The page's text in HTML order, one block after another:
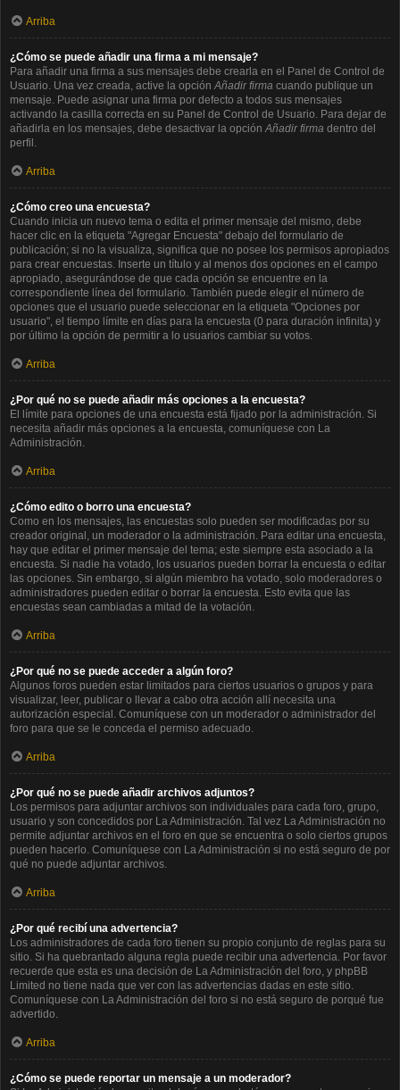
Arriba
¿Cómo se puede añadir una firma a mi mensaje?
Para añadir una firma a sus mensajes debe crearla en el Panel de Control de
Usuario. Una vez creada, active la opción Añadir firma cuando publique un
mensaje. Puede asignar una firma por defecto a todos sus mensajes
activando la casilla correcta en su Panel de Control de Usuario. Para dejar de
añadirla en los mensajes, debe desactivar la opción Añadir firma dentro del
perfil.
Arriba
¿Cómo creo una encuesta?
Cuando inicia un nuevo tema o edita el primer mensaje del mismo, debe
hacer clic en la etiqueta "Agregar Encuesta" debajo del formulario de
publicación; si no la visualiza, significa que no posee los permisos apropiados
para crear encuestas. Inserte un título y al menos dos opciones en el campo
apropiado, asegurándose de que cada opción se encuentre en la
correspondiente línea del formulario. También puede elegir el número de
opciones que el usuario puede seleccionar en la etiqueta "Opciones por
usuario", el tiempo límite en días para la encuesta (0 para duración infinita) y
por último la opción de permitir a lo usuarios cambiar su votos.
Arriba
¿Por qué no se puede añadir más opciones a la encuesta?
El límite para opciones de una encuesta está fijado por la administración. Si
necesita añadir más opciones a la encuesta, comuníquese con La
Administración.
Arriba
¿Cómo edito o borro una encuesta?
Como en los mensajes, las encuestas solo pueden ser modificadas por su
creador original, un moderador o la administración. Para editar una encuesta,
hay que editar el primer mensaje del tema; este siempre esta asociado a la
encuesta. Si nadie ha votado, los usuarios pueden borrar la encuesta o editar
las opciones. Sin embargo, si algún miembro ha votado, solo moderadores o
administradores pueden editar o borrar la encuesta. Esto evita que las
encuestas sean cambiadas a mitad de la votación.
Arriba
¿Por qué no se puede acceder a algún foro?
Algunos foros pueden estar limitados para ciertos usuarios o grupos y para
visualizar, leer, publicar o llevar a cabo otra acción allí necesita una
autorización especial. Comuníquese con un moderador o administrador del
foro para que se le conceda el permiso adecuado.
Arriba
¿Por qué no se puede añadir archivos adjuntos?
Los permisos para adjuntar archivos son individuales para cada foro, grupo,
usuario y son concedidos por La Administración. Tal vez La Administración no
permite adjuntar archivos en el foro en que se encuentra o solo ciertos grupos
pueden hacerlo. Comuníquese con La Administración si no está seguro de por
qué no puede adjuntar archivos.
Arriba
¿Por qué recibí una advertencia?
Los administradores de cada foro tienen su propio conjunto de reglas para su
sitio. Si ha quebrantado alguna regla puede recibir una advertencia. Por favor
recuerde que esta es una decisión de La Administración del foro, y phpBB
Limited no tiene nada que ver con las advertencias dadas en este sitio.
Comuníquese con La Administración del foro si no está seguro de porqué fue
advertido.
Arriba
¿Cómo se puede reportar un mensaje a un moderador?